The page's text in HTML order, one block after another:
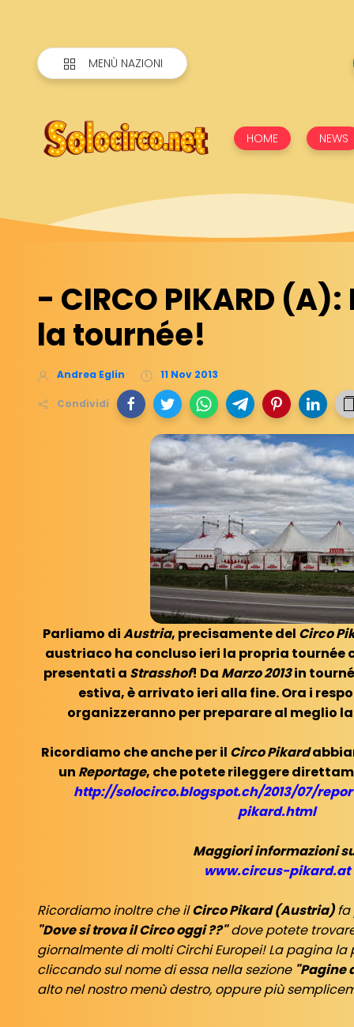
MENÙ NAZIONI
HOME NEWS
- CIRCO PIKARD
la tournée!
Andrea Eglin 11 Nov 2013
Condividi
Parliamo diAustria, precisamente del Circo
austriaco ha concluso ieri la propria
presentati a Strasshof! Da Marzo 2013in
estiva, è arrivato ieri alla fine. Ora i
organizzeranno per preparare al meglio
Ricordiamo che anche per il Circo Pikard
un Reportage, che potete rileggere
http://solocirco.blogspot.ch/2013/07/
pikard.html
Maggiori informazioni
www.circus-pikard.at
Ricordiamo inoltre che ilCirco Pikard (Austria)fa
"Dove si trova il Circo oggi ??"dove potete
giornalmente di molti Circhi Europei! La pagina la
cliccando sul nome di essa nella sezione "Pagine
alto nel nostro menù destro, oppure più